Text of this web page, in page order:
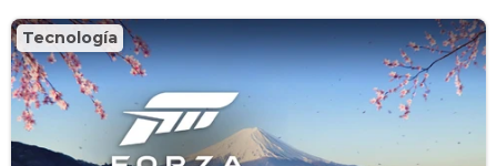
Tecnología